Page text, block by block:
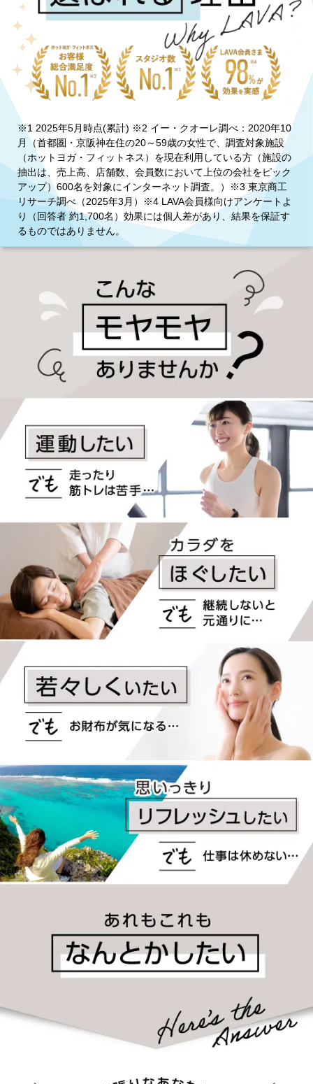
※1 2025年5月時点(累計) ※2 イー・クオーレ調べ：2020年10
月（首都圏・京阪神在住の20～59歳の女性で、調査対象施設
（ホットヨガ・フィットネス）を現在利用している方（施設の
抽出は、売上高、店舗数、会員数において上位の会社をピック
アップ）600名を対象にインターネット調査。）※3 東京商工
リサーチ調べ（2025年3月）※4 LAVA会員様向けアンケートよ
り（回答者 約1,700名）効果には個人差があり、結果を保証す
るものではありません。